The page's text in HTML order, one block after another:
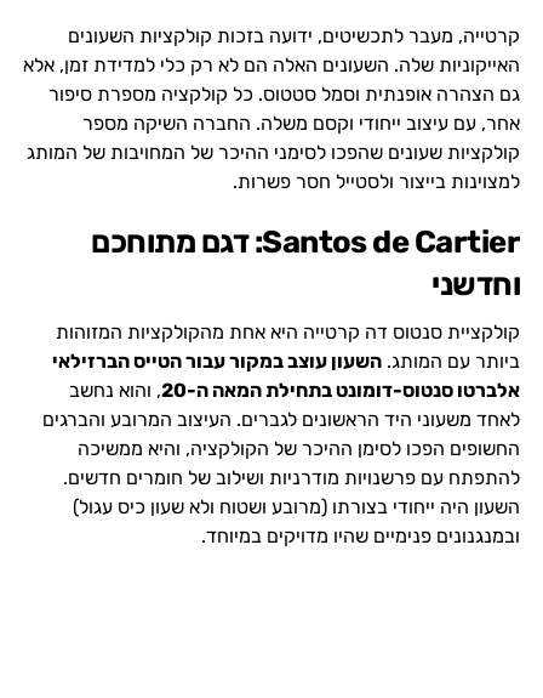
קרטייה, מעבר לתכשיטים, ידועה בזכות קולקציות השעונים
האייקוניות שלה. השעונים האלה הם לא רק כלי למדידת זמן, אלא
גם הצהרה אופנתית וסמל סטטוס. כל קולקציה מספרת סיפור
אחר, עם עיצוב ייחודי וקסם משלה. החברה השיקה מספר
קולקציות שעונים שהפכו לסימני ההיכר של המחויבות של המותג
למצוינות בייצור ולסטייל חסר פשרות.
Santos de Cartier: דגם מתוחכם
וחדשני
קולקציית סנטוס דה קרטייה היא אחת מהקולקציות המזוהות
ביותר עם המותג. השעון עוצב במקור עבור הטייס הברזילאי
אלברטו סנטוס-דומונט בתחילת המאה ה-20
, והוא נחשב
לאחד משעוני היד הראשונים לגברים. העיצוב המרובע והברגים
החשופים הפכו לסימן ההיכר של הקולקציה, והיא ממשיכה
להתפתח עם פרשנויות מודרניות ושילוב של חומרים חדשים.
השעון היה ייחודי בצורתו (מרובע ושטוח ולא שעון כיס עגול)
ובמנגנונים פנימיים שהיו מדויקים במיוחד.